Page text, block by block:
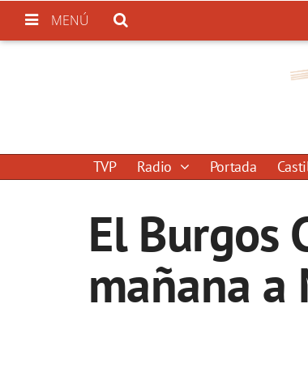
MENÚ
TVP Radio Portada
El Burgos
mañana a